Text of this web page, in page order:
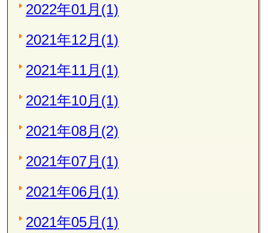
2022年01月(1)
2021年12月(1)
2021年11月(1)
2021年10月(1)
2021年08月(2)
2021年07月(1)
2021年06月(1)
2021年05月(1)